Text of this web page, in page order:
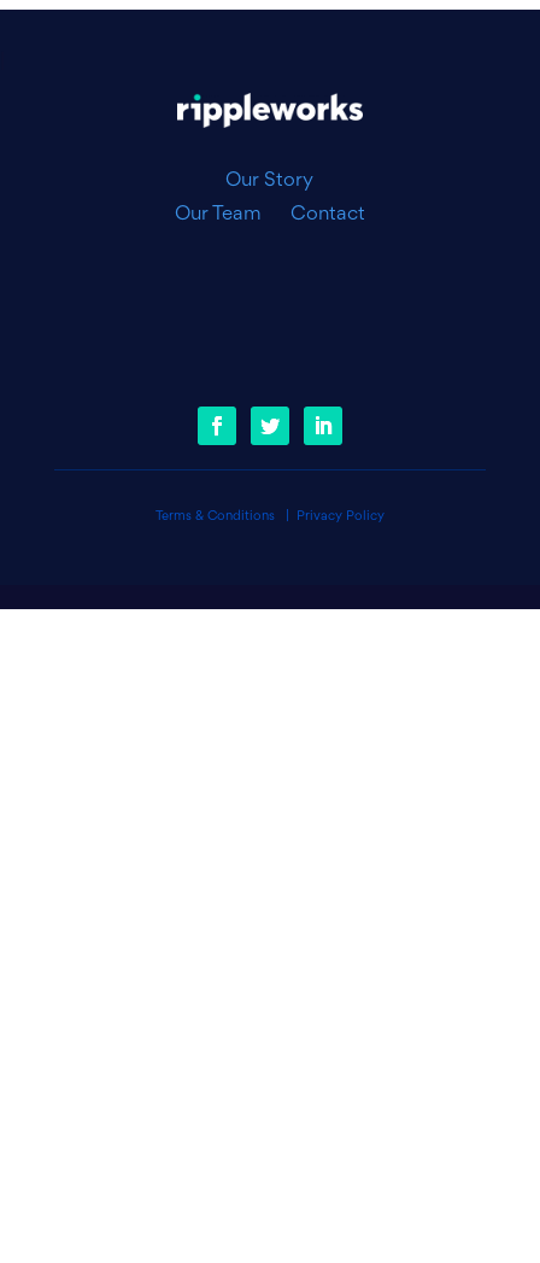
Our Story
Our Team
Contact
Terms & Conditions| Privacy Policy